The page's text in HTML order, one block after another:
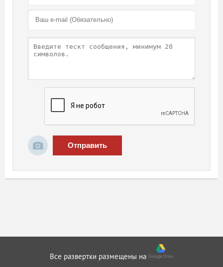
Отправить
Все развертки размещены на